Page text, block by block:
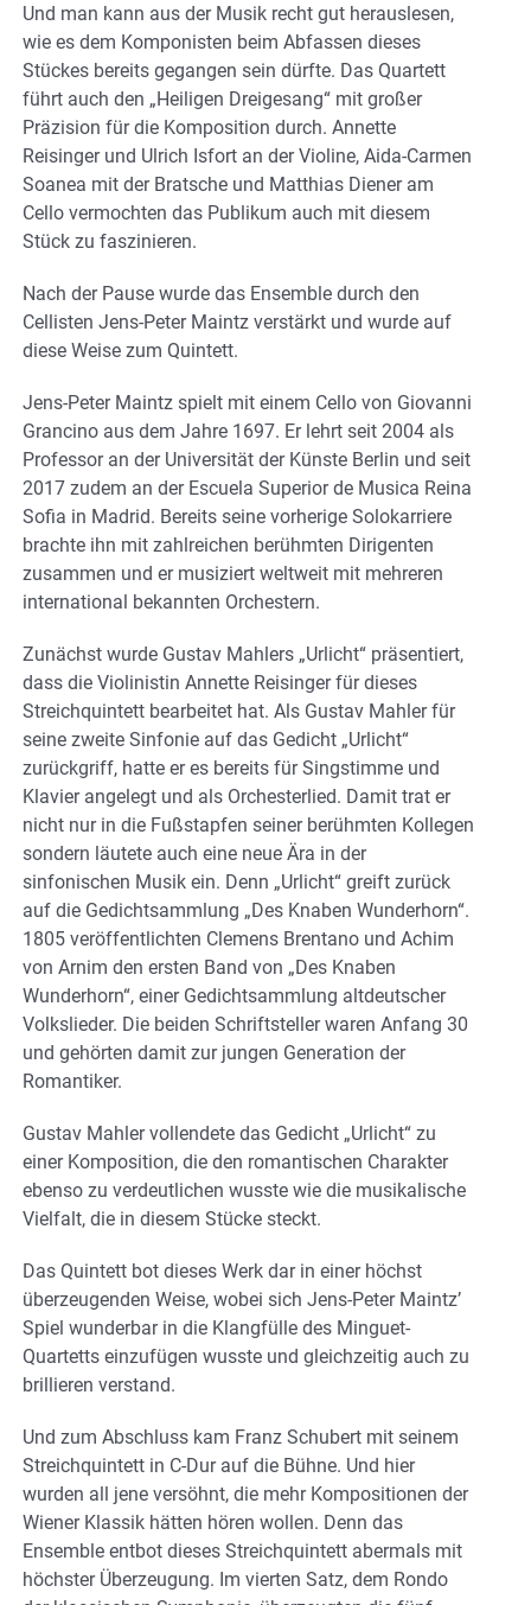
Und man kann aus der Musik recht gut herauslesen,
wie es dem Komponisten beim Abfassen dieses
Stückes bereits gegangen sein dürfte. Das Quartett
führt auch den „Heiligen Dreigesang“ mit großer
Präzision für die Komposition durch. Annette
Reisinger und Ulrich Isfort an der Violine, Aida-Carmen
Soanea mit der Bratsche und Matthias Diener am
Cello vermochten das Publikum auch mit diesem
Stück zu faszinieren.
Nach der Pause wurde das Ensemble durch den
Cellisten Jens-Peter Maintz verstärkt und wurde auf
diese Weise zum Quintett.
Jens-Peter Maintz spielt mit einem Cello von Giovanni
Grancino aus dem Jahre 1697. Er lehrt seit 2004 als
Professor an der Universität der Künste Berlin und seit
2017 zudem an der Escuela Superior de Musica Reina
Sofia in Madrid. Bereits seine vorherige Solokarriere
brachte ihn mit zahlreichen berühmten Dirigenten
zusammen und er musiziert weltweit mit mehreren
international bekannten Orchestern.
Zunächst wurde Gustav Mahlers „Urlicht“ präsentiert,
dass die Violinistin Annette Reisinger für dieses
Streichquintett bearbeitet hat. Als Gustav Mahler für
seine zweite Sinfonie auf das Gedicht „Urlicht“
zurückgriff, hatte er es bereits für Singstimme und
Klavier angelegt und als Orchesterlied. Damit trat er
nicht nur in die Fußstapfen seiner berühmten Kollegen
sondern läutete auch eine neue Ära in der
sinfonischen Musik ein. Denn „Urlicht“ greift zurück
auf die Gedichtsammlung „Des Knaben Wunderhorn“.
1805 veröffentlichten Clemens Brentano und Achim
von Arnim den ersten Band von „Des Knaben
Wunderhorn“, einer Gedichtsammlung altdeutscher
Volkslieder. Die beiden Schriftsteller waren Anfang 30
und gehörten damit zur jungen Generation der
Romantiker.
Gustav Mahler vollendete das Gedicht „Urlicht“ zu
einer Komposition, die den romantischen Charakter
ebenso zu verdeutlichen wusste wie die musikalische
Vielfalt, die in diesem Stücke steckt.
Das Quintett bot dieses Werk dar in einer höchst
überzeugenden Weise, wobei sich Jens-Peter Maintz’
Spiel wunderbar in die Klangfülle des Minguet-
Quartetts einzufügen wusste und gleichzeitig auch zu
brillieren verstand.
Und zum Abschluss kam Franz Schubert mit seinem
Streichquintett in C-Dur auf die Bühne. Und hier
wurden all jene versöhnt, die mehr Kompositionen der
Wiener Klassik hätten hören wollen. Denn das
Ensemble entbot dieses Streichquintett abermals mit
höchster Überzeugung. Im vierten Satz, dem Rondo